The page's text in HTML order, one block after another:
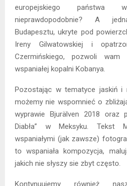
europejskiego państwa
nieprawdopodobnie? A
Budapesztu, ukryte pod
Ireny Gilwatowskiej i
Czermińskiego, pozwoli
wspaniałej kopalni Kobanya.
Pozostając w tematyce jaskiń i
możemy nie wspomnieć o
wyprawie Bjurälven 2018 oraz
Diabła” w Meksyku. Tekst
wspaniałymi (jak zawsze)
to wspaniała kompozycja,
jakich nie słyszy sie zbyt często.
Kontynuujemy również